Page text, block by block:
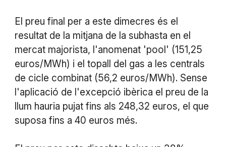
El preu final per a este dimecres és el
resultat de la mitjana de la subhasta en el
mercat majorista, l'anomenat 'pool' (151,25
euros/MWh) i el topall del gas a les centrals
de cicle combinat (56,2 euros/MWh). Sense
l'aplicació de l'excepció ibèrica el preu de la
llum hauria pujat fins als 248,32 euros, el que
suposa fins a 40 euros més.